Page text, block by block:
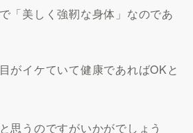
「美しく強靭な身体」なのであ
がイケていて健康であればOKと
思うのですがいかがでしょう